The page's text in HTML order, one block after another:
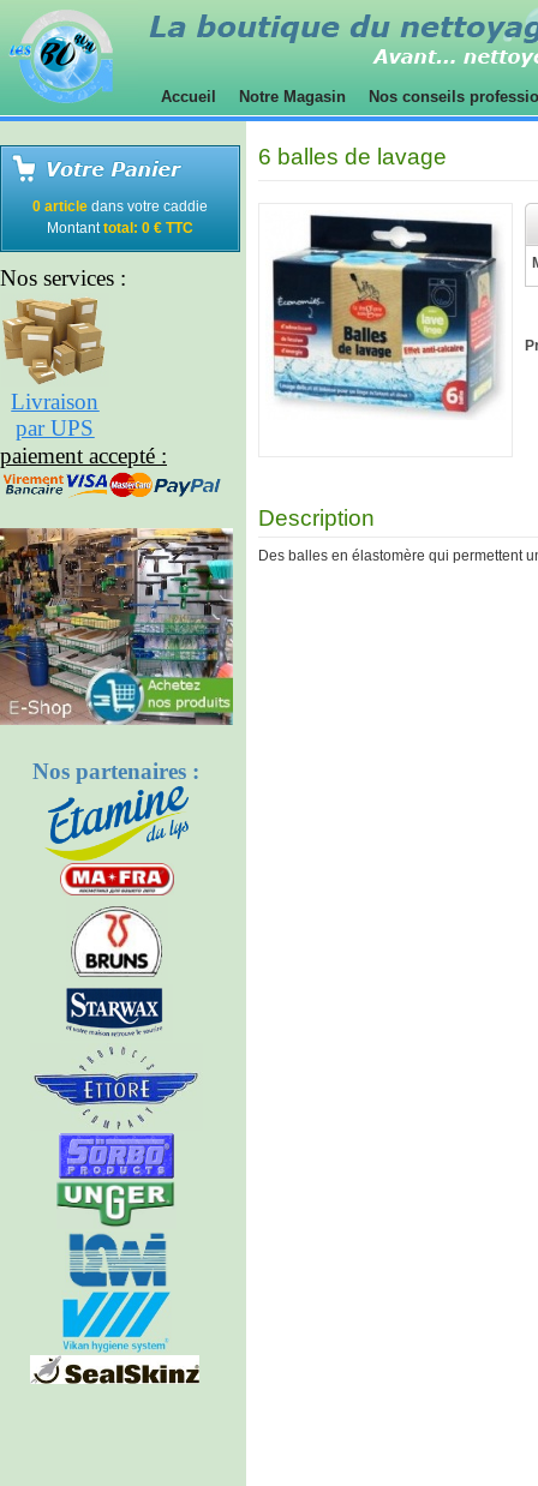
Accueil Notre Magasin Nos conseils
0 article dans votre caddie
Montanttotal: 0 € TTC
Nos services :
Livraison
par UPS
paiement accepté :
Nos partenaires :
6 balles de lavage
Description
Des balles en élastomère qui permettent